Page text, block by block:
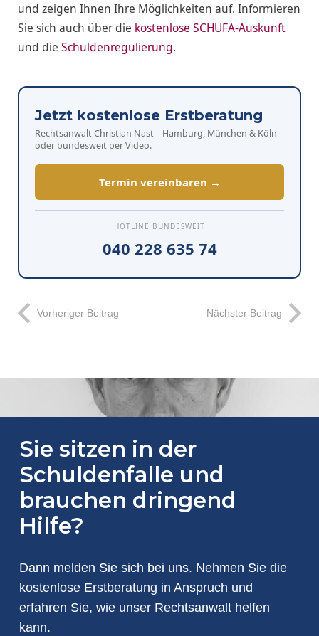
und zeigen Ihnen Ihre Möglichkeiten auf. Informieren
Sie sich auch über die kostenlose SCHUFA-Auskunft
und die Schuldenregulierung.
Jetzt kostenlose Erstberatung
Rechtsanwalt Christian Nast – Hamburg, München & Köln
oder bundesweit per Video.
Termin vereinbaren →
HOTLINE BUNDESWEIT
040 228 635 74
Vorheriger Beitrag Nächster Beitrag
Sie sitzen in der
Schuldenfalle und
brauchen dringend
Hilfe?
Dann melden Sie sich bei uns. Nehmen Sie die
kostenlose Erstberatung in Anspruch und
erfahren Sie, wie unser Rechtsanwalt helfen
kann.